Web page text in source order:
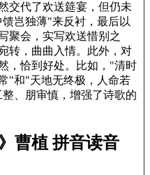
交代了欢送筵宴，但仍未
岂独薄"来反衬，最后以
聚会，实写欢送惜别之
转，曲曲入情。此外，对
，恰到好处。比如，"清时
"和"天地无终极，人命若
、朋审慎，增强了诗歌的
曹植 拼音读音